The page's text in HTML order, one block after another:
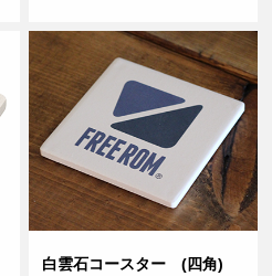
白雲石コースター (四角)